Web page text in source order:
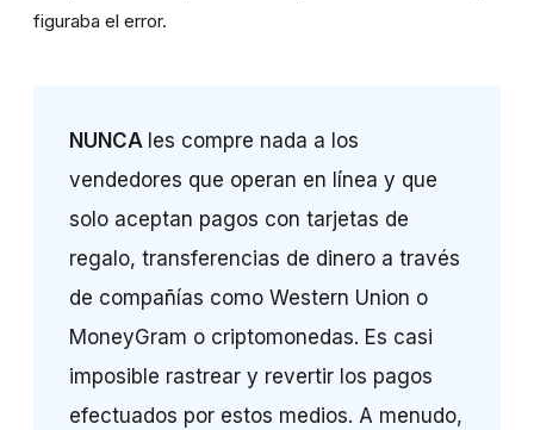
figuraba el error.
NUNCA les compre nada a los
vendedores que operan en línea y que
solo aceptan pagos con tarjetas de
regalo, transferencias de dinero a través
de compañías como Western Union o
MoneyGram o criptomonedas. Es casi
imposible rastrear y revertir los pagos
efectuados por estos medios. A menudo,